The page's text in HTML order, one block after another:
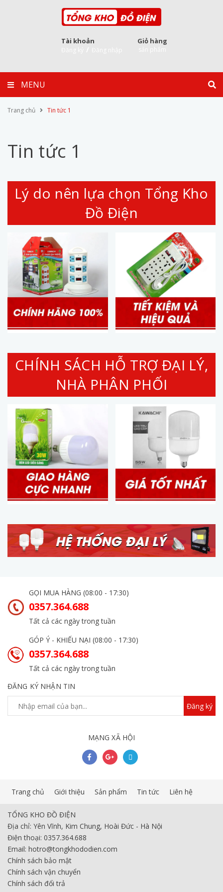
Tài khoản Giỏ hàng
MENU
Trang chủ Tin tức 1
Tin tức 1
Lý do nên lựa chọn Tổng Kho
Đồ Điện
CHÍNH SÁCH HỖ TRỢ ĐẠI LÝ,
NHÀ PHÂN PHỐI
GỌI MUA HÀNG (08:00 - 17:30)
0357.364.688
Tất cả các ngày trong tuần
GÓP Ý - KHIẾU NẠI (08:00 - 17:30)
0357.364.688
Tất cả các ngày trong tuần
ĐĂNG KÝ NHẬN TIN
Đăng ký
MẠNG XÃ HỘI
Trang chủ Giới thiệu Sản phẩm Tin tức Liên hệ
TỔNG KHO ĐỒ ĐIỆN
Địa chỉ: Yên Vĩnh, Kim Chung, Hoài Đức - Hà Nội
Điện thoại: 0357.364.688
Email: hotro@tongkhododien.com
Chính sách bảo mật
Chính sách vận chuyển
Chính sách đổi trả